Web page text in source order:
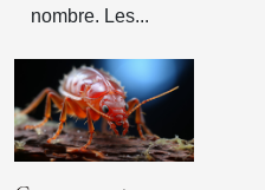
nombre. Les...